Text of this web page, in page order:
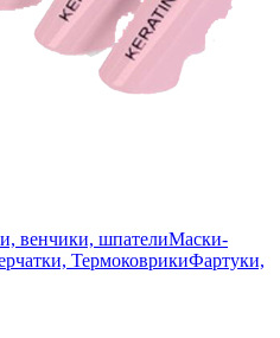
венчики, шпателиМаски-
ТермоковрикиФартуки,